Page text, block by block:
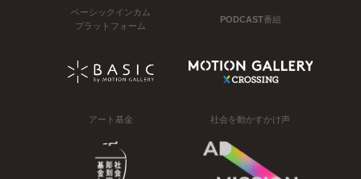
ベーシックインカム
プラットフォーム
PODCAST番組
アート基金 社会を動かすかけ声